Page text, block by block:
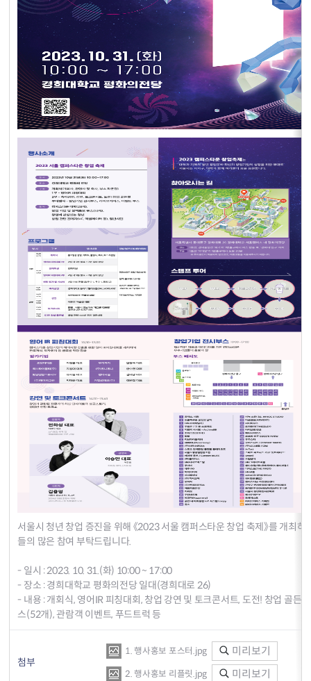
서울시 청년 창업 증진을 위해 《2023 서울 캠퍼스타운 창업 축제》를 개최
들의 많은 참여 부탁드립니다.
- 일시 : 2023. 10. 31.(화) 10:00 ~ 17:00
- 장소 : 경희대학교 평화의전당 일대(경희대로 26)
- 내용 : 개회식, 영어IR 피칭대회, 창업 강연 및 토크콘서트, 도전! 창업 골든
스(52개), 관람객 이벤트, 푸드트럭 등
첨부
1. 행사홍보 포스터.jpg 미리보기
2. 행사홍보 리플릿.jpg 미리보기